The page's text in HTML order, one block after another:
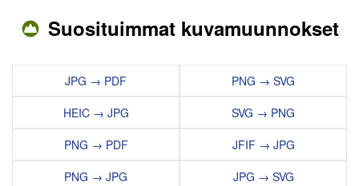
Suosituimmat kuvamuunnokset
JPG → PDF
HEIC → JPG
PNG → PDF
PNG → JPG
PNG → SVG
SVG → PNG
JFIF → JPG
JPG → SVG